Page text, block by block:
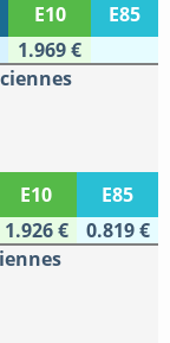
E10
E85
1.969 €
E10
E85
1.926 €
0.819 €